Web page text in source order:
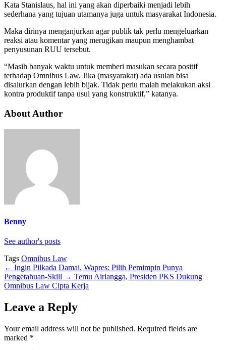
Kata Stanislaus, hal ini yang akan diperbaiki menjadi lebih
sederhana yang tujuan utamanya juga untuk masyarakat Indonesia.
Maka dirinya menganjurkan agar publik tak perlu mengeluarkan
reaksi atau komentar yang merugikan maupun menghambat
penyusunan RUU tersebut.
“Masih banyak waktu untuk memberi masukan secara positif
terhadap Omnibus Law. Jika (masyarakat) ada usulan bisa
disalurkan dengan lebih bijak. Tidak perlu malah melakukan aksi
kontra produktif tanpa usul yang konstruktif,” katanya.
About Author
Benny
See author's posts
Tags Omnibus Law
← Ingin Pilkada Damai, Wapres: Pilih Pemimpin Punya
Pengetahuan-Skill → Temu Airlangga, Presiden PKS Dukung
Omnibus Law Cipta Kerja
Leave a Reply
Your email address will not be published. Required fields are
marked *